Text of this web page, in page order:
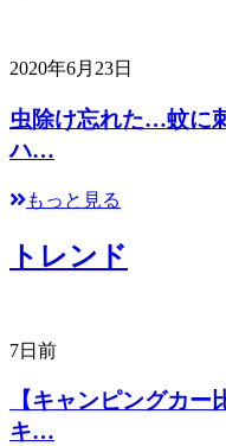
2020年6月23日
虫除け忘れた…蚊に
ハ…
もっと見る
トレンド
7日前
【キャンピングカ
キ…